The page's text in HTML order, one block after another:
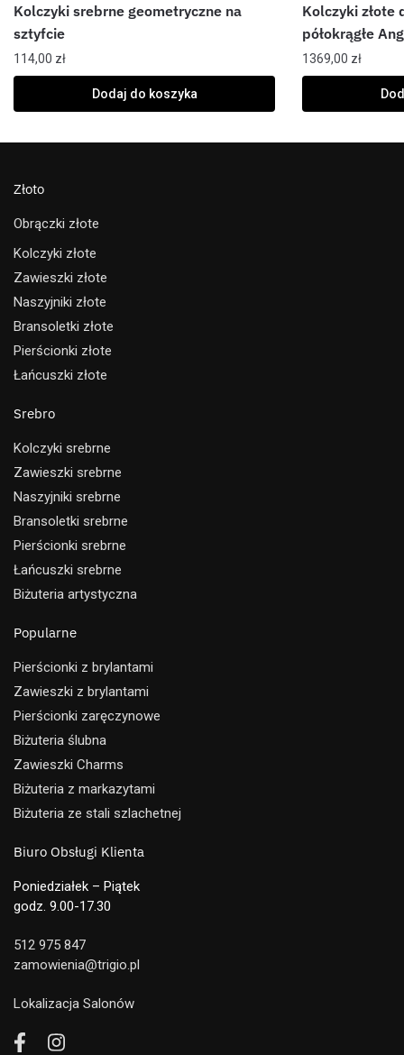
Kolczyki srebrne geometryczne na
sztyfcie
114,00 zł
Dodaj do koszyka
Kolczyki złote
półokrągłe
1369,00 zł
Złoto
Obrączki złote
Kolczyki złote
Zawieszki złote
Naszyjniki złote
Bransoletki złote
Pierścionki złote
Łańcuszki złote
Srebro
Kolczyki srebrne
Zawieszki srebrne
Naszyjniki srebrne
Bransoletki srebrne
Pierścionki srebrne
Łańcuszki srebrne
Biżuteria artystyczna
Popularne
Pierścionki z brylantami
Zawieszki z brylantami
Pierścionki zaręczynowe
Biżuteria ślubna
Zawieszki Charms
Biżuteria z markazytami
Biżuteria ze stali szlachetnej
Biuro Obsługi Klienta
Poniedziałek – Piątek
godz. 9.00-17.30
512 975 847
zamowienia@trigio.pl
Lokalizacja Salonów